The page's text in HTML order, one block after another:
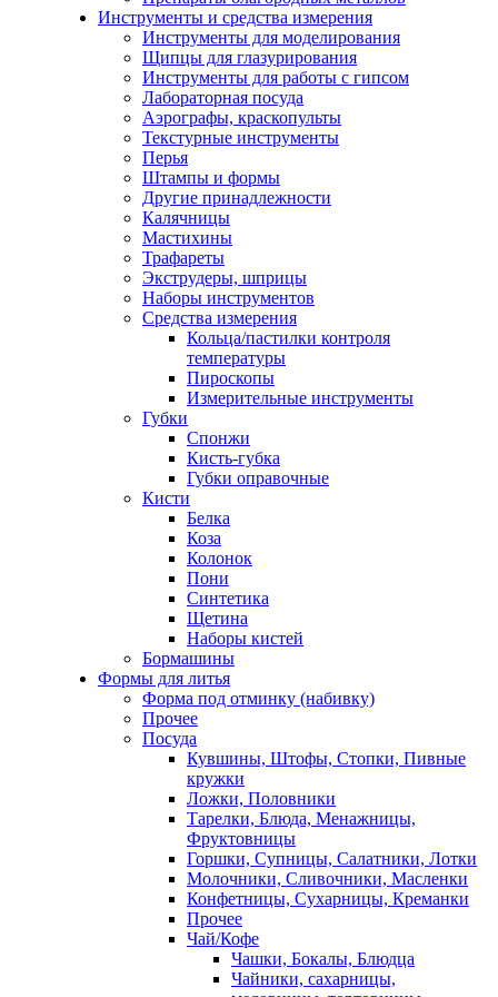
Инструменты и средства измерения
Инструменты для моделирования
Щипцы для глазурирования
Инструменты для работы с гипсом
Лабораторная посуда
Аэрографы, краскопульты
Текстурные инструменты
Перья
Штампы и формы
Другие принадлежности
Калячницы
Мастихины
Трафареты
Экструдеры, шприцы
Наборы инструментов
Средства измерения
Кольца/пастилки контроля
температуры
Пироскопы
Измерительные инструменты
Губки
Спонжи
Кисть-губка
Губки оправочные
Кисти
Белка
Коза
Колонок
Пони
Синтетика
Щетина
Наборы кистей
Бормашины
Формы для литья
Форма под отминку (набивку)
Прочее
Посуда
Кувшины, Штофы, Стопки, Пивные
кружки
Ложки, Половники
Тарелки, Блюда, Менажницы,
Фруктовницы
Горшки, Супницы, Салатники, Лотки
Молочники, Сливочники, Масленки
Конфетницы, Сухарницы, Креманки
Прочее
Чай/Кофе
Чашки, Бокалы, Блюдца
Чайники, сахарницы,